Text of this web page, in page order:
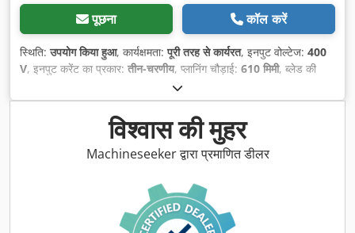
पूछना कॉल करें
स्थिति:उपयोग किया हुआ, कार्यक्षमता:पूरी तरह से कार्यरत, इनपुट वोल्टेज: 400
V, इनपुट करेंट का प्रकार: तीन-चरणीय, प्लानिंग चौड़ाई: 610 मिमी, ब्लेड की
150 मिमी
घिसाई ऊँचाई:190 मिमी,
विश्वास की मुहर
Machineseeker द्वारा प्रमाणित डीलर